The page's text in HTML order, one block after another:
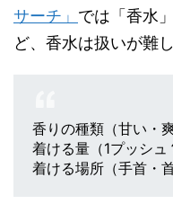
サーチ」 では「香水
ど、香水は扱いが難
香りの種類（甘い・
着ける量（1プッシュ
着ける場所（手首・